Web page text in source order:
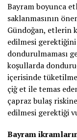
Bayram boyunca
saklanmasının
Gündoğan, etlerin
edilmesi
dondurulmaması
koşullarda
içerisinde
çiğ et ile temas
çapraz bulaş
edilmesi gerektiği
Bayram